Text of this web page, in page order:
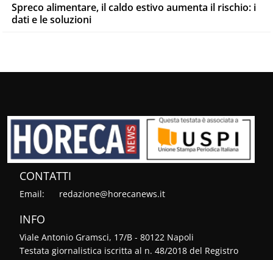
Spreco alimentare, il caldo estivo aumenta il rischio: i
dati e le soluzioni
CONTATTI
Email: redazione@horecanews.it
INFO
Viale Antonio Gramsci, 17/B - 80122 Napoli
Testata giornalistica iscritta al n. 48/2018 del Registro